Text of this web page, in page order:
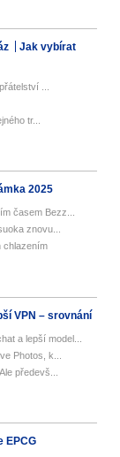
Jak vybírat
...
tr...
2025
časem Bezz...
znovu...
chlazením
VPN – srovnání
a lepší model...
Photos, k...
předevš...
EPCG